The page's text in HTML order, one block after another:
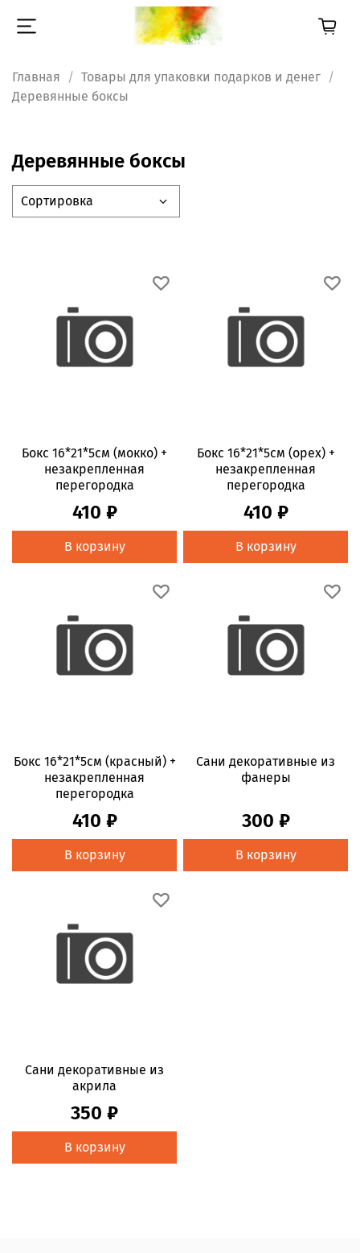
Главная
Товары для упаковки подарков и денег
Деревянные боксы
Деревянные боксы
Бокс 16*21*5см (мокко) +
незакрепленная
перегородка
410 ₽
В корзину
Бокс 16*21*5см (орех) +
незакрепленная
перегородка
410 ₽
В корзину
Бокс 16*21*5см (красный) +
незакрепленная
перегородка
410 ₽
В корзину
Сани декоративные из
фанеры
300 ₽
В корзину
Сани декоративные из
акрила
350 ₽
В корзину